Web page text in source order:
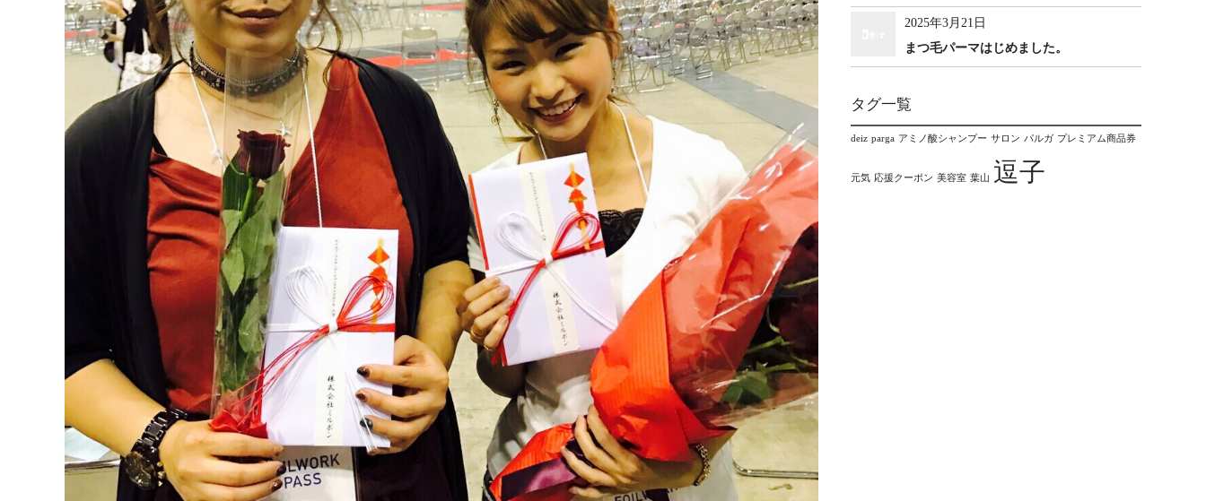
2025年3月21日
まつ毛パーマはじめました。
タグ一覧
deiz parga アミノ酸シャンプー サロン パルガ プレミアム商品券
元気 応援クーポン 美容室 葉山 逗子